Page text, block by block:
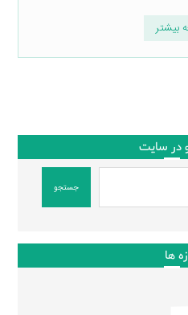
بیشتر
در سایت
جستجو
ها